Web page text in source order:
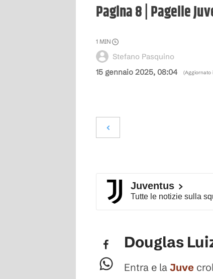
Pagina 8 | Pagelle
15 gennaio 2025, 08:04 (Aggiornato
Stefano Pasquino
1 MIN
Juventus
Tutte le notizie sulla
Douglas
Entra e la Juve